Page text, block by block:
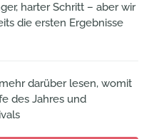
harter Schritt – aber wir
die ersten Ergebnisse
darüber lesen, womit
des Jahres und